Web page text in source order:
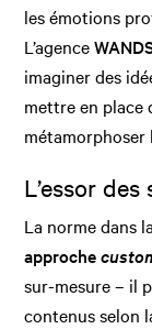
les émotions
L’agence
imaginer des
mettre en place
métamorphoser
L’essor
La norme dans
approche
sur-mesure – il
contenus selon